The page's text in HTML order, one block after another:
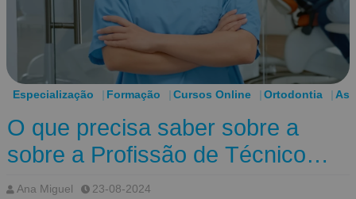
Especialização Formação Cursos Online Ortodontia
O que precisa saber sobre a
sobre a Profissão de Técnico
Assistente Dentário!
Ana Miguel 23-08-2024